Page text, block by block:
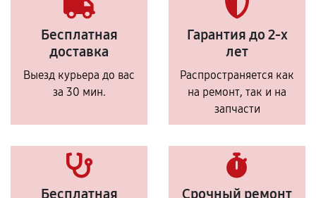
Бесплатная
доставка
Выезд курьера до вас
за 30 мин.
Гарантия до 2-х
лет
Распространяется как
на ремонт, так и на
запчасти
Бесплатная Срочный ремонт